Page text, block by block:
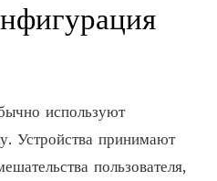
используют
Устройства принимают
пользователя,